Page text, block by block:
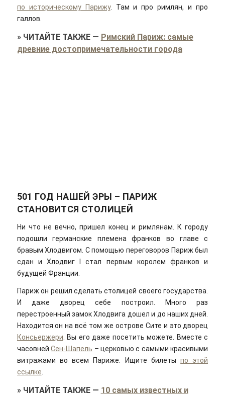
по историческому Парижу. Там и про римлян, и про
галлов.
» ЧИТАЙТЕ ТАКЖЕ— Римский Париж: самые
древние достопримечательности города
501 ГОД НАШЕЙ ЭРЫ – ПАРИЖ
СТАНОВИТСЯ СТОЛИЦЕЙ
Ни что не вечно, пришел конец и римлянам. К городу
подошли германские племена франков во главе с
бравым Хлодвигом. С помощью переговоров Париж был
сдан и Хлодвиг I стал первым королем франков и
будущей Франции.
Париж он решил сделать столицей своего государства.
И даже дворец себе построил. Много раз
перестроенный замок Хлодвига дошел и до наших дней.
Находится он на всё том же острове Сите и это дворец
Консьержери . Вы его даже посетить можете. Вместе с
часовнейСен-Шапель – церковью с самыми красивыми
витражами во всем Париже. Ищите билетыпо этой
ссылке
» ЧИТАЙТЕ ТАКЖЕ— 10 самых известных и